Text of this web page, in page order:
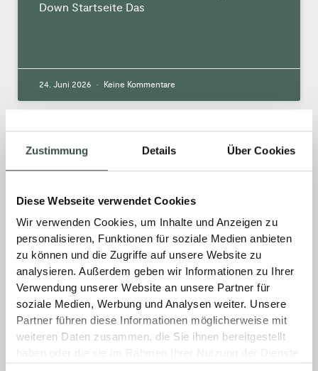
Zustimmung Details Über Cookies
Diese Webseite verwendet Cookies
Wir verwenden Cookies, um Inhalte und Anzeigen zu
personalisieren, Funktionen für soziale Medien anbieten
zu können und die Zugriffe auf unsere Website zu
analysieren. Außerdem geben wir Informationen zu Ihrer
Verwendung unserer Website an unsere Partner für
soziale Medien, Werbung und Analysen weiter. Unsere
Partner führen diese Informationen möglicherweise mit
weiteren Daten zusammen, die Sie ihnen bereitgestellt
haben oder die sie im Rahmen Ihrer Nutzung der Dienste
Down Startseite Das
24. Juni 2026 Keine Kommentare
Mitarbeiter Abholerverkauf
Haustechnik GÖ (m/w/d)
HAUS- TECHNIK. Mitarbeiter Abholerverkauf
(m/w/d) Schwerpunkt: HaustechnikBeginn:
sofortEinsatzort: Göttingen  zum Kontakt
Jetzt Bewerben Shape Scroll Down Startseite
Das erwartet Sie: Verstärkung unseres
Verkaufsteams Eigenverantwortliches
MEHR »